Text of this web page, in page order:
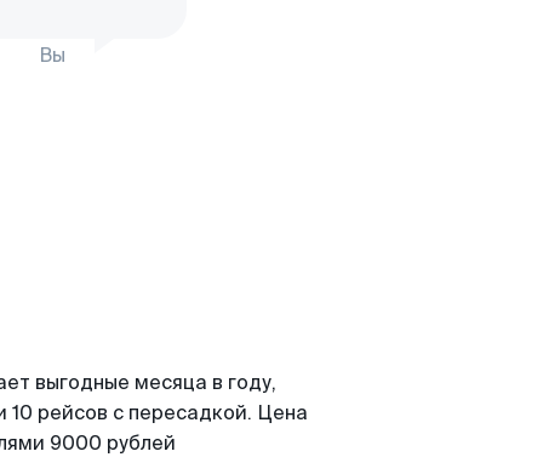
Вы
выгодные месяца в году,
рейсов с пересадкой. Цена
9000 рублей